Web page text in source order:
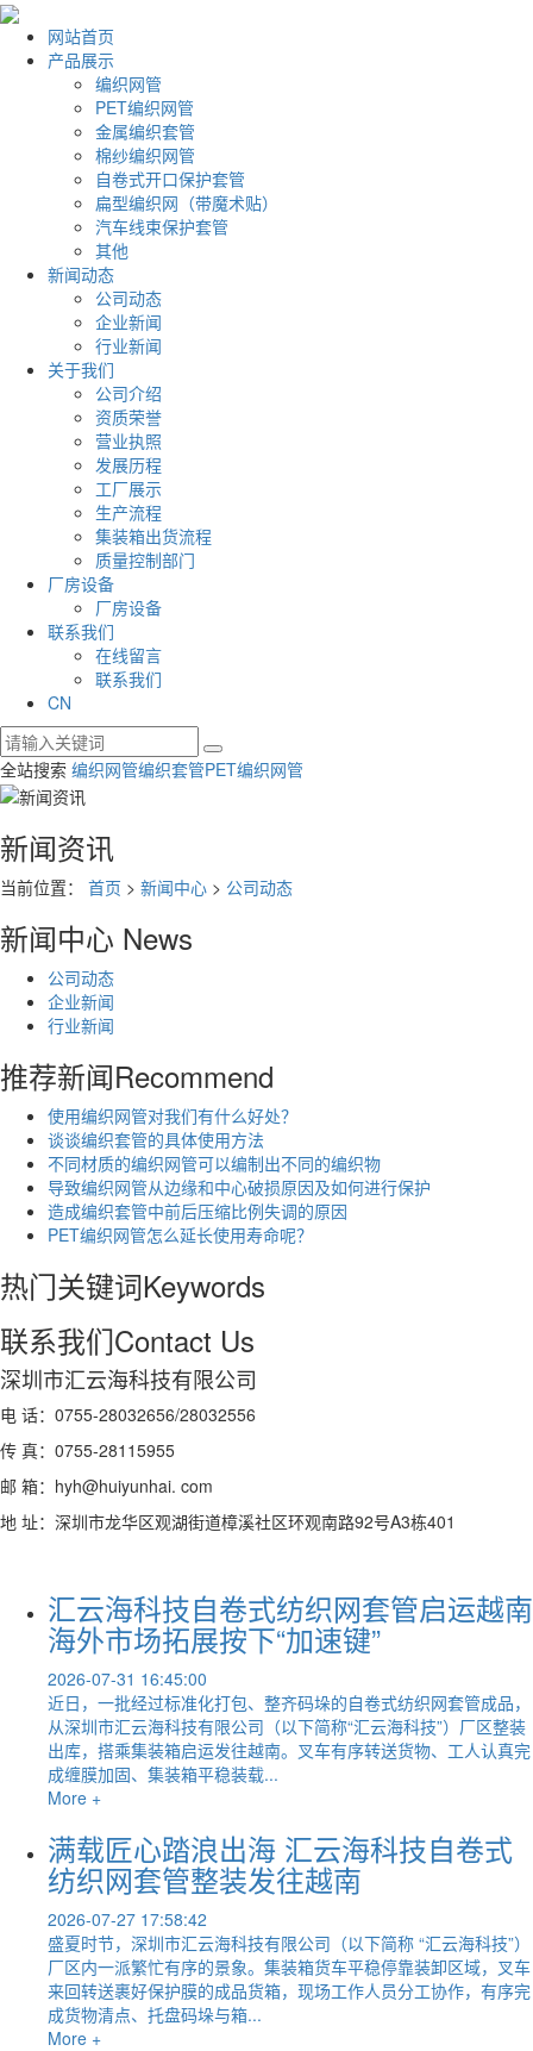
网站首页
产品展示
编织网管
PET编织网管
金属编织套管
棉纱编织网管
自卷式开口保护套管
扁型编织网（带魔术贴）
汽车线束保护套管
其他
新闻动态
公司动态
企业新闻
行业新闻
关于我们
公司介绍
资质荣誉
营业执照
发展历程
工厂展示
生产流程
集装箱出货流程
质量控制部门
厂房设备
厂房设备
联系我们
在线留言
联系我们
CN
全站搜索 编织网管编织套管PET编织网管
新闻资讯
当前位置： 首页 > 新闻中心 > 公司动态
新闻中心 News
公司动态
企业新闻
行业新闻
推荐新闻Recommend
使用编织网管对我们有什么好处？
谈谈编织套管的具体使用方法
不同材质的编织网管可以编制出不同的编织物
导致编织网管从边缘和中心破损原因及如何进行保护
造成编织套管中前后压缩比例失调的原因
PET编织网管怎么延长使用寿命呢？
热门关键词Keywords
联系我们Contact Us
深圳市汇云海科技有限公司
电 话：0755-28032656/28032556
传 真：0755-28115955
邮 箱：hyh@huiyunhai. com
地 址：深圳市龙华区观湖街道樟溪社区环观南路92号A3栋401
汇云海科技自卷式纺织网套管启运越南
海外市场拓展按下“加速键”
2026-07-31 16:45:00
近日，一批经过标准化打包、整齐码垛的自卷式纺织网套管成品，
从深圳市汇云海科技有限公司（以下简称“汇云海科技”）厂区整装
出库，搭乘集装箱启运发往越南。叉车有序转送货物、工人认真完
成缠膜加固、集装箱平稳装载...
More +
满载匠心踏浪出海 汇云海科技自卷式
纺织网套管整装发往越南
2026-07-27 17:58:42
盛夏时节，深圳市汇云海科技有限公司（以下简称 “汇云海科技”）
厂区内一派繁忙有序的景象。集装箱货车平稳停靠装卸区域，叉车
来回转送裹好保护膜的成品货箱，现场工作人员分工协作，有序完
成货物清点、托盘码垛与箱...
More +